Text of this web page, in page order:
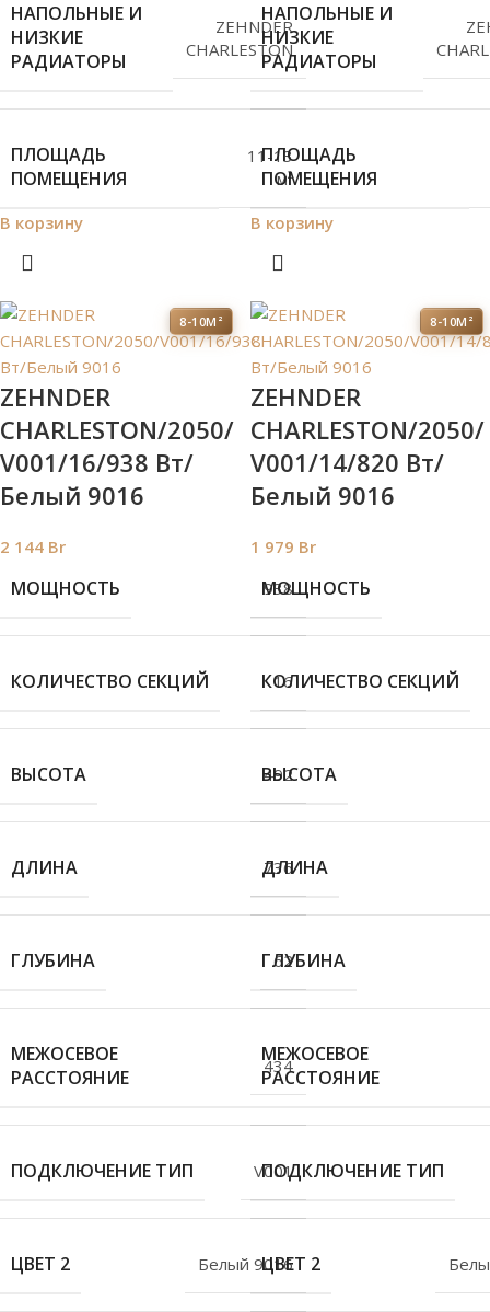
НАПОЛЬНЫЕ И
НИЗКИЕ
РАДИАТОРЫ
ZEHNDER
CHARLESTON
ПЛОЩАДЬ
ПОМЕЩЕНИЯ
11-13
м²
В корзину
НАПОЛЬНЫЕ И
НИЗКИЕ
РАДИАТОРЫ
ПЛОЩАДЬ
ПОМЕЩЕНИЯ
В корзину
8-10М²
ZEHNDER
CHARLESTON/2050/
V001/16/938 Вт/
Белый 9016
2 144 Br
МОЩНОСТЬ 938
КОЛИЧЕСТВО СЕКЦИЙ 16
ВЫСОТА 492
ДЛИНА 736
ГЛУБИНА 62
МЕЖОСЕВОЕ
РАССТОЯНИЕ
434
ПОДКЛЮЧЕНИЕ ТИП V001
ЦВЕТ 2 Белый 9016
8-10М²
ZEHNDER
CHARLESTON/2050/
V001/14/820 Вт/
Белый 9016
1 979 Br
МОЩНОСТЬ
КОЛИЧЕСТВО СЕКЦИЙ
ВЫСОТА
ДЛИНА
ГЛУБИНА
МЕЖОСЕВОЕ
РАССТОЯНИЕ
ПОДКЛЮЧЕНИЕ ТИП
ЦВЕТ 2